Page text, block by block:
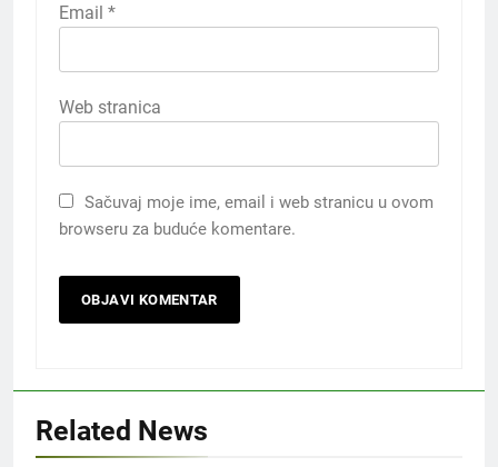
Email *
Web stranica
Sačuvaj moje ime, email i web stranicu u ovom
browseru za buduće komentare.
Related News